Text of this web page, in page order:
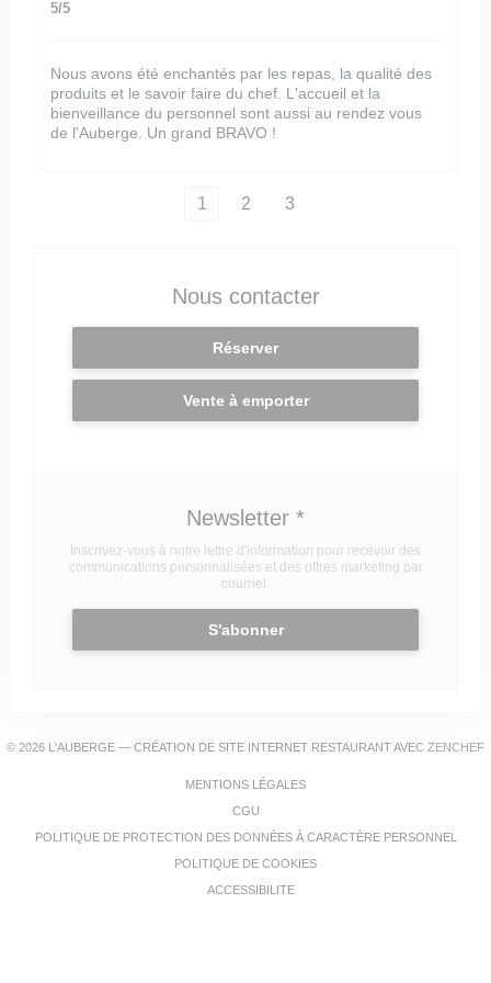
5/5
Nous avons été enchantés par les repas, la qualité des
produits et le savoir faire du chef. L'accueil et la
bienveillance du personnel sont aussi au rendez vous
de l'Auberge. Un grand BRAVO !
1 2 3
Nous contacter
Réserver
Vente à emporter
Newsletter *
Inscrivez-vous à notre lettre d'information pour recevoir des
communications personnalisées et des offres marketing par
courriel.
S'abonner
© 2026 L'AUBERGE — CRÉATION DE SITE INTERNET RESTAURANT AVEC ZENCHEF
MENTIONS LÉGALES((OUVRE UNE NOUVELLE
CGU((OUVRE UNE NOUVELLE FENÊTRE))
POLITIQUE DE PROTECTION DES DONNÉES À CARACTÈRE PERSONNEL
POLITIQUE DE COOKIES((OUVRE UNE NOUVELLE
ACCESSIBILITE((OUVRE UNE NOUVELLE